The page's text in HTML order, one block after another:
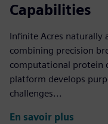
Capabilities
Infinite Acres naturally
combining precision
computational protein
platform develops
challenges...
En savoir plus